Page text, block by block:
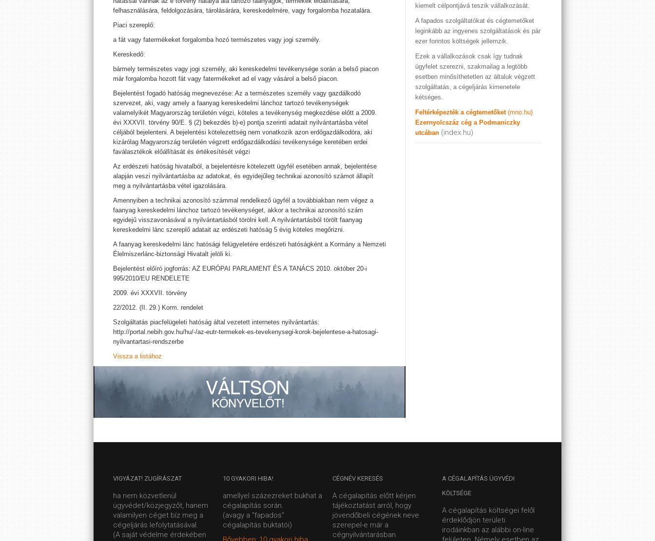
felhasználására, feldolgozására, tárolásárára, kereskedelmére, vagy forgalomba hozatalára.
Piaci szereplő:
a fát vagy fatermékeket forgalomba hozó természetes vagy jogi személy.
Kereskedő:
bármely természetes vagy jogi személy, aki kereskedelmi tevékenysége során a belső piacon
már forgalomba hozott fát vagy fatermékeket ad el vagy vásárol a belső piacon.
Bejelentést fogadó hatóság megnevezése: Az a természetes személy vagy gazdálkodó
szervezet, aki, vagy amely a faanyag kereskedelmi lánchoz tartozó tevékenységek
valamelyikét Magyarország területén végzi, köteles a tevékenység megkezdése előtt a 2009.
évi XXXVII. törvény 90/E. § (2) bekezdés b)-e) pontja szerinti adatait nyilvántartásba vétel
céljából bejelenteni. A bejelentési kötelezettség nem vonatkozik azon erdőgazdálkodóra, aki
kizárólag Magyarország területén végzett erdőgazdálkodási tevékenysége keretében erdei
faválasztékok előállítását és értékesítését végzi
Az erdészeti hatóság hivatalból, a bejelentésre kötelezett ügyfél esetében annak, bejelentése
alapján veszi nyilvántartásba az adatokat, és egyidejűleg technikai azonosító számot állapít
meg a nyilvántartásba vétel igazolására.
Amennyiben a technikai azonosító számmal rendelkező ügyfél a továbbiakban nem végez a
faanyag kereskedelmi lánchoz tartozó tevékenységet, akkor a technikai azonosító szám
egyidejű visszavonásával a nyilvántartásból törölni kell. A nyilvántartásból törölt faanyag
kereskedelmi lánc szereplő adatait az erdészeti hatóság 5 évig köteles megőrizni.
A faanyag kereskedelmi lánc hatósági felügyeletére erdészeti hatóságként a Kormány a Nemzeti
Élelmiszerlánc-biztonsági Hivatalt jelöli ki.
Bejelentést előíró jogforrás: AZ EURÓPAI PARLAMENT ÉS A TANÁCS 2010. október 20-i
995/2010/EU RENDELETE
2009. évi XXXVII. törvény
22/2012. (II. 29.) Korm. rendelet
Szolgáltatás piacfelügeleti hatóság által vezetett internetes nyilvántartás:
http://portal.nebih.gov.hu/hu/-/az-eutr-termekek-es-tevekenysegi-korok-bejelentese-a-hatosagi-
nyilvantartasi-rendszerbe
Vissza a listához
kiemelt célpontjává teszik vállalkozását.
A fapados szolgáltatókat és cégtemetőket
leginkább az ingyenes szolgáltatások és pár
ezer forintos költségek jellemzik.
Ezek a vállalkozások csak így tudnak
ügyfelet szerezni, szakmailag a legtöbb
esetben minősíthetetlen az általuk végzett
szolgáltatás, a cégeljárás kimenetele
kétséges.
Feltérképezték a cégtemetőket (mno.hu)
Ezernyolcszáz cég a Podmaniczky
utcában (index.hu)
VIGYÁZAT! ZUGÍRÁSZAT
ha nem közvetlenül
ügyvédet/közjegyzőt, hanem
valamilyen céget bíz meg a
cégeljárás lefolytatásával.
(A saját védelme érdekében
10 GYAKORI HIBA!
amellyel százezreket bukhat a
cégalapítás során.
(avagy a "fapados"
cégalapítás buktatói)
CÉGNÉV KERESÉS
A cégalapítás előtt kérjen
tájékoztatást arról, hogy
jövendőbeli cégének neve
szerepel-e már a
cégnyilvántarásban.
A CÉGALAPÍTÁS ÜGYVÉDI
KÖLTSÉGE
A cégalapítás költségei felől
érdeklődjön területi
irodáinkban az alábbi on-line